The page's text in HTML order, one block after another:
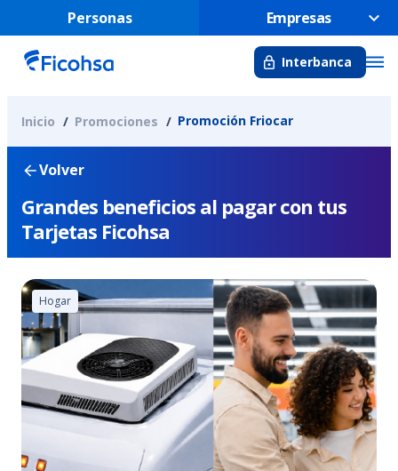
Personas Empresas
Interbanca
Inicio Promociones Promoción Friocar
Volver
Grandes beneficios al pagar con tus
Tarjetas Ficohsa
Hogar